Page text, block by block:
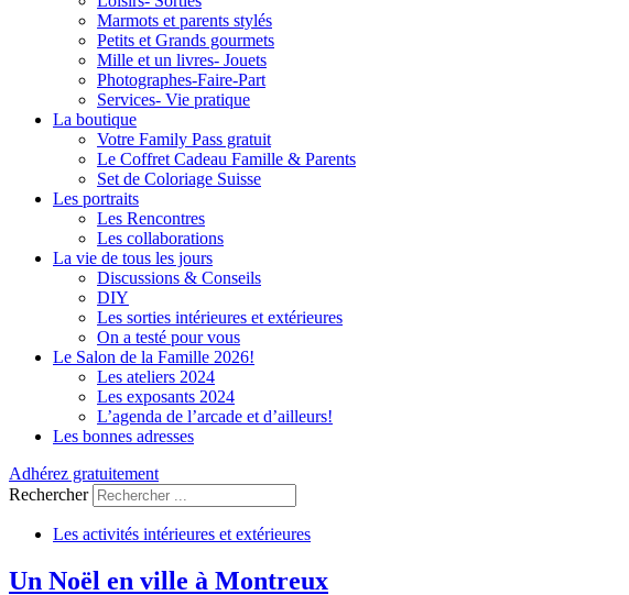
Marmots et parents stylés
Petits et Grands gourmets
Mille et un livres- Jouets
Photographes-Faire-Part
Services- Vie pratique
La boutique
Votre Family Pass gratuit
Le Coffret Cadeau Famille & Parents
Set de Coloriage Suisse
Les portraits
Les Rencontres
Les collaborations
La vie de tous les jours
Discussions & Conseils
DIY
Les sorties intérieures et extérieures
On a testé pour vous
Le Salon de la Famille 2026!
Les ateliers 2024
Les exposants 2024
L’agenda de l’arcade et d’ailleurs!
Les bonnes adresses
Adhérez gratuitement
Rechercher
Les activités intérieures et extérieures
Un Noël en ville à Montreux